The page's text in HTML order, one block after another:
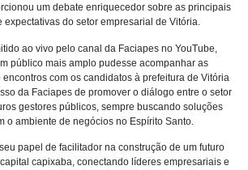
um debate enriquecedor sobre as principais
expectativas do setor empresarial de Vitória.
ao vivo pelo canal da Faciapes no YouTube,
público mais amplo pudesse acompanhar as
encontros com os candidatos à prefeitura de Vitória
da Faciapes de promover o diálogo entre o setor
gestores públicos, sempre buscando soluções
o ambiente de negócios no Espírito Santo.
papel de facilitador na construção de um futuro
capixaba, conectando líderes empresariais e